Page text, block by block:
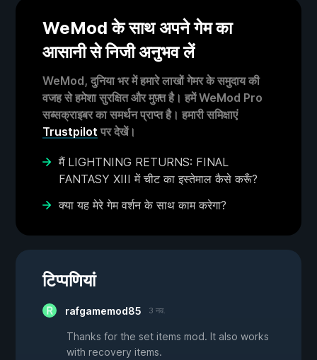
WeMod के साथ अपने गेम का
आसानी से निजी अनुभव लें
WeMod, दुनिया भर में हमारे लाखों गेमर के समुदाय की
वजह से हमेशा सुरक्षित और मुफ़्त है। हमें WeMod Pro
सब्सक्राइबर का समर्थन प्राप्त है। हमारी समिक्षाएं
Trustpilot पर देखें।
मैं LIGHTNING RETURNS: FINAL
FANTASY XIII में चीट का इस्तेमाल कैसे करूँ?
क्या यह मेरे गेम वर्शन के साथ काम करेगा?
टिप्पणियां
rafgamemod85 3 नव.
Thanks for the set items mod. It also works
with recovery items.